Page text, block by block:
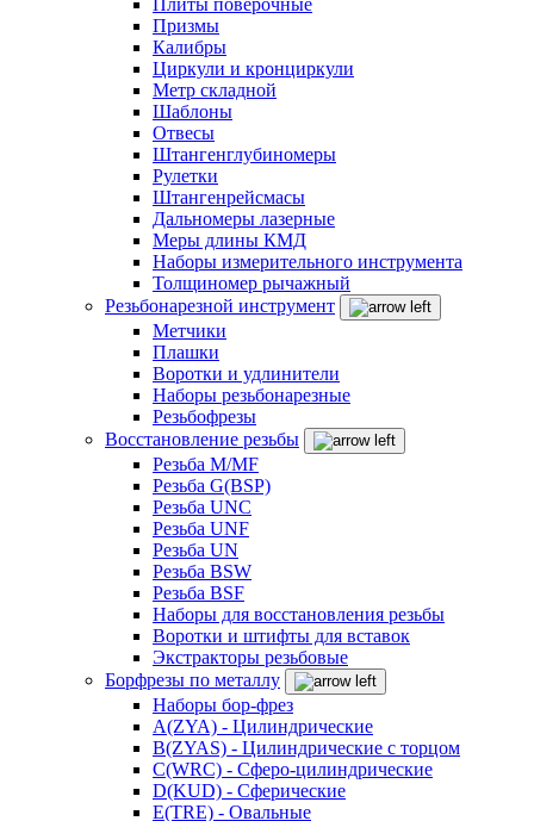
Плиты поверочные
Призмы
Калибры
Циркули и кронциркули
Метр складной
Шаблоны
Отвесы
Штангенглубиномеры
Рулетки
Штангенрейсмасы
Дальномеры лазерные
Меры длины КМД
Наборы измерительного инструмента
Толщиномер рычажный
Резьбонарезной инструмент
Метчики
Плашки
Воротки и удлинители
Наборы резьбонарезные
Резьбофрезы
Восстановление резьбы
Резьба M/MF
Резьба G(BSP)
Резьба UNC
Резьба UNF
Резьба UN
Резьба BSW
Резьба BSF
Наборы для восстановления резьбы
Воротки и штифты для вставок
Экстракторы резьбовые
Борфрезы по металлу
Наборы бор-фрез
A(ZYA) - Цилиндрические
B(ZYAS) - Цилиндрические с торцом
C(WRC) - Сферо-цилиндрические
D(KUD) - Сферические
E(TRE) - Овальные